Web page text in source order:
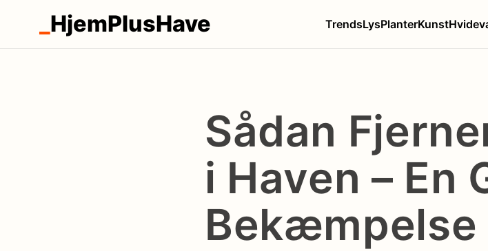
HjemPlusHave TrendsLysPlanterKunst
Sådan
i Haven – En